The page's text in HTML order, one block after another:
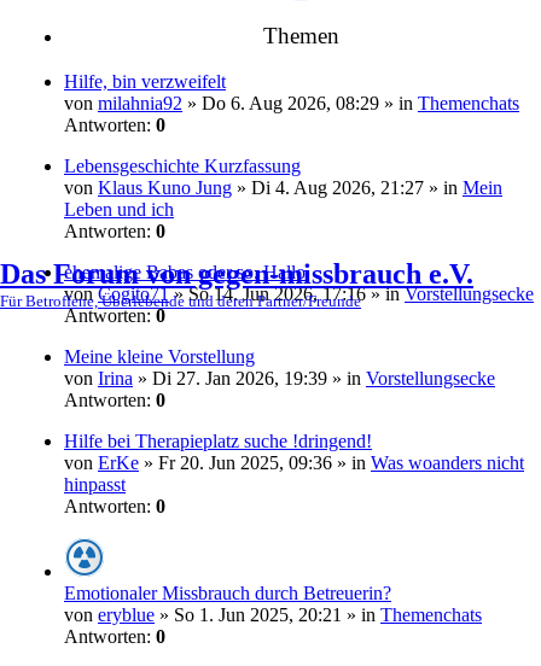
Das Forum von gegen-missbrauch e.V.
Für Betroffene, Überlebende und deren Partner/Freunde
Themen
Hilfe, bin verzweifelt
von milahnia92 » Do 6. Aug 2026, 08:29 » in Themenchats
Antworten: 0
Lebensgeschichte Kurzfassung
von Klaus Kuno Jung » Di 4. Aug 2026, 21:27 » in Mein
Leben und ich
Antworten: 0
ehemalige Babas oder so. Hallo
vonCogito71» So 14. Jun 2026, 17:16 » inVorstellungsecke
Antworten:0
Meine kleine Vorstellung
von Irina » Di 27. Jan 2026, 19:39 » in Vorstellungsecke
Antworten: 0
Hilfe bei Therapieplatz suche !dringend!
von ErKe » Fr 20. Jun 2025, 09:36 » in Was woanders nicht
hinpasst
Antworten: 0
Emotionaler Missbrauch durch Betreuerin?
von eryblue » So 1. Jun 2025, 20:21 » in Themenchats
Antworten: 0